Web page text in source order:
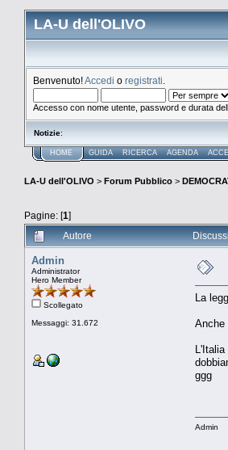
LA-U dell'OLIVO
Benvenuto!Accedi o registrati
Accesso con nome utente, password e durata
Notizie:
HOME GUIDA RICERCA AGENDA
LA-U dell'OLIVO > Forum Pubblico >
Pagine: [1]
Autore
Admin
Administrator
Hero Member
Scollegato
Messaggi: 31.672
La
Anche
ggg
Admin